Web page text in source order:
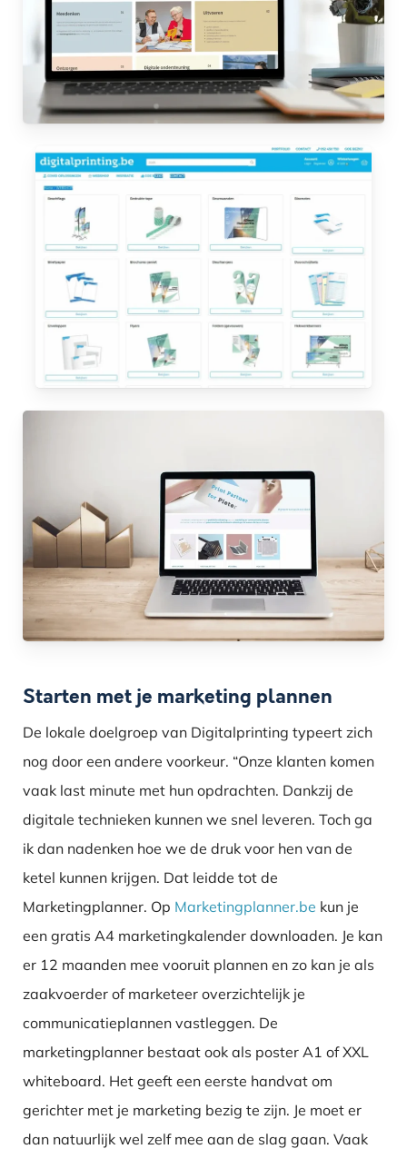
Starten met je marketing plannen
De lokale doelgroep van Digitalprinting typeert zich
nog door een andere voorkeur. “Onze klanten komen
vaak last minute met hun opdrachten. Dankzij de
digitale technieken kunnen we snel leveren. Toch ga
ik dan nadenken hoe we de druk voor hen van de
ketel kunnen krijgen. Dat leidde tot de
Marketingplanner. Op Marketingplanner.be kun je
een gratis A4 marketingkalender downloaden. Je kan
er 12 maanden mee vooruit plannen en zo kan je als
zaakvoerder of marketeer overzichtelijk je
communicatieplannen vastleggen. De
marketingplanner bestaat ook als poster A1 of XXL
whiteboard. Het geeft een eerste handvat om
gerichter met je marketing bezig te zijn. Je moet er
dan natuurlijk wel zelf mee aan de slag gaan. Vaak